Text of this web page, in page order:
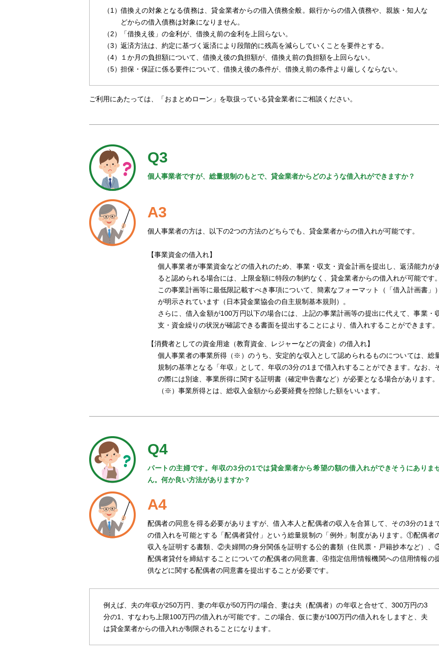
（1）借換えの対象となる債務は、貸金業者からの借入債務全般。銀行からの借入債務や、親族・知人な
どからの借入債務は対象になりません。
（2）
「借換え後」の金利が、借換え前の金利を上回らない。
（3）返済方法は、約定に基づく返済により段階的に残高を減らしていくことを要件とする。
（4）
１か月の負担額について、借換え後の負担額が、借換え前の負担額を上回らない。
（5）担保・保証に係る要件について、借換え後の条件が、借換え前の条件より厳しくならない。
ご利用にあたっては、「おまとめローン」を取扱っている貸金業者にご相談ください。
Q3
個人事業者ですが、総量規制のもとで、貸金業者からどのような借入れができますか？
A3
個人事業者の方は、以下の2つの方法のどちらでも、貸金業者からの借入れが可能です。
【事業資金の借入れ】
個人事業者が事業資金などの借入れのため、事業・収支・資金計画を提出し、返済能力が
ると認められる場合には、上限金額に特段の制約なく、貸金業者からの借入れが可能です。
この事業計画等に最低限記載すべき事項について、簡素なフォーマット（「借入計画書」）
が明示されています（日本貸金業協会の自主規制基本規則）。
さらに、借入金額が100万円以下の場合には、上記の事業計画等の提出に代えて、事業・
支・資金繰りの状況が確認できる書面を提出することにより、借入れすることができます。
【消費者としての資金用途（教育資金、レジャーなどの資金）の借入れ】
個人事業者の事業所得（※）のうち、安定的な収入として認められるものについては、総
規制の基準となる「年収」として、年収の3分の1まで借入れすることができます。なお、
の際には別途、事業所得に関する証明書（確定申告書など）が必要となる場合があります。
（※）事業所得とは、総収入金額から必要経費を控除した額をいいます。
Q4
パートの主婦です。年収の3分の1では貸金業者から希望の額の借入れができそうにありま
ん。何か良い方法がありますか？
A4
配偶者の同意を得る必要がありますが、借入本人と配偶者の収入を合算して、その3分の1ま
の借入れを可能とする「配偶者貸付」という総量規制の「例外」制度があります。①配偶者
収入を証明する書類、②夫婦間の身分関係を証明する公的書類（住民票・戸籍抄本など）、
配偶者貸付を締結することについての配偶者の同意書、④指定信用情報機関への信用情報の
供などに関する配偶者の同意書を提出することが必要です。
例えば、夫の年収が250万円、妻の年収が50万円の場合、妻は夫（配偶者）の年収と合せて、300万円の3
分の1、すなわち上限100万円の借入れが可能です。この場合、仮に妻が100万円の借入れをしますと、夫
は貸金業者からの借入れが制限されることになります。